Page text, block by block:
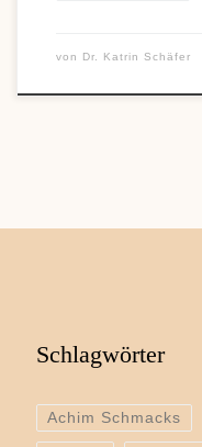
von Dr. Katrin Schäfer
Schlagwörter
Achim Schmacks